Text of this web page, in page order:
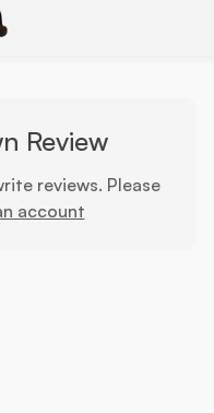
Review
reviews. Please
account